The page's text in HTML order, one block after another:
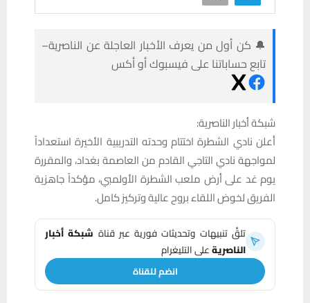
🔔 كن أول من يعرف الأخبار العاجلة عن الناصرية–
تابع حساباتنا على فيسبوك أو أكس
شبكة أخبار الناصرية:
أعلن نادي الشطرة اختتام وحدته التدريبية الأخيرة استعداداً
لمواجهة نادي التاجي القادم من العاصمة بغداد، والمقررة
يوم غد على أرض ملعب الشطرة الأولمبي، مؤكداً جاهزية
الفريق لخوض اللقاء بروح عالية وتركيز كامل.
تلقَّ تنبيهات وتحديثات فورية عبر قناة شبكة أخبار
الناصريةعلى التليغرام
انضم للقناة